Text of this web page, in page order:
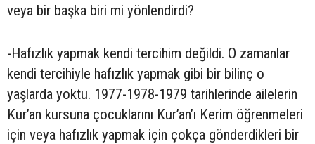
veya bir başka biri mi yönlendirdi?
-Hafızlık yapmak kendi tercihim değildi. O zamanlar
kendi tercihiyle hafızlık yapmak gibi bir bilinç o
yaşlarda yoktu. 1977-1978-1979 tarihlerinde ailelerin
Kur’an kursuna çocuklarını Kur’an’ı Kerim öğrenmeleri
için veya hafızlık yapmak için çokça gönderdikleri bir